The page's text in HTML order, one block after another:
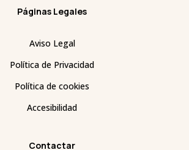
Páginas Legales
Aviso Legal
Política de Privacidad
Política de cookies
Accesibilidad
Contactar